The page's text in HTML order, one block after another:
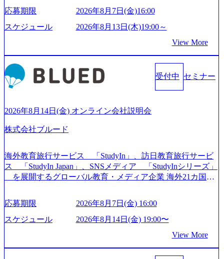
もっと自由に誠実に提案できる会社をつくりたい」「胸を
張って会社が好きだと言えるような家族的な組織をつくり
たい」という想いで会社を設立 PwC・アクセンチュアとい
社出身者など、様々な経歴の社員が活躍しており、働きや
すく魅力的な環境が整っているため、定着率が高いことか
ら「働きがいのある会社」に4年連続ベストカンパニーに選
出されている。 残業時間は平均30時間程度 事業/IT戦略立案
や各種プロジェクトマネジメント、最先端テクノロジーの
をデザインする」というビジョンを掲げ、クライアント目
いることは何かを追究し、本当に価値のある成果を提供し
の736名（2024年1月）に到達。上場を目指し、さらに採用
のスピードを上げている。 人にフォーカスをして急成長す
る唯一無二のコンサルティングファーム【株式会社ノース
サンド 執行役員新山氏、庄司氏インタビュー】 (https://my-vi
2015年に設立され、前年比205%の売上成長を遂げるなど、
急速な成長を遂げている。 ​ 新規事業立案から業務改革、IT
戦略立案、IT導入までをワンストップで提供するコンサル
ティングファームである。 ​- 2025年1月時点で従業員数1,209
名を擁し、事業拡大を続けている。 「人」にフォーカスを
当てたコンサルティング会社として、社員の人間力を強み
応募期限
2026年8月7日(金)16:00
スケジュール
2026年8月13日(木)19:00～
View More
受付中 セミナー
2026年8月14日(金) オンライン会社説明会
株式会社ブルード
海外教育旅行サービス 「StudyIn」、訪日教育旅行サービ
ス 「StudyIn Japan」、SNSメディア 「StudyInシリーズ」
を展開するグローバル教育・メディア企業 海外21カ国と
育支援サービスを提供している 動画メディア事業を基盤と
して、留学支援・訪日教育旅行・SNSマーケティング事業
を展開している Mission:より多くの人に、グローバルという
ラになる Value： INTEGRITY誠実であろう 素直に心を開い
て伝える、自責かつ利他の精神で動く、謙虚な姿勢でウソ
応募期限
2026年8月7日(金) 16:00
スケジュール
2026年8月14日(金) 19:00〜
View More